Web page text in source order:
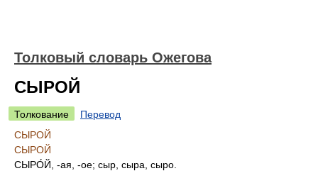
Толковый словарь Ожегова
СЫРОЙ
Толкование
Перевод
СЫРОЙ
СЫРОЙ
СЫРО́Й , -ая, -ое; сыр, сыра, сыро.